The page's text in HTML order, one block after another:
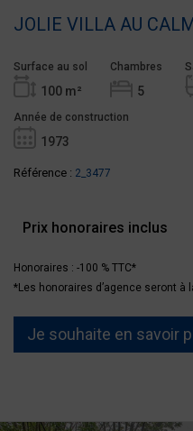
JOLIE VILLA AU
Surface au sol
100 m²
Chambres
5
Année de construction
1973
Référence : 2_3477
Prix honoraires inclus
Honoraires : -100 % TTC*
*Les honoraires d’agence seront à
Je souhaite en savoir